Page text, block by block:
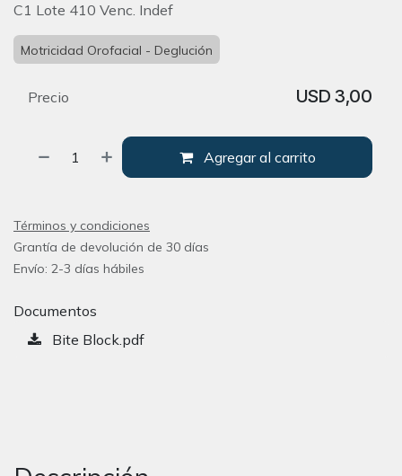
C1 Lote 410 Venc. Indef
Motricidad Orofacial - Deglución
Agregar al carrito
Precio USD 3,00
Términos y condiciones
Grantía de devolución de 30 días
Envío: 2-3 días hábiles
Documentos
Bite Block.pdf